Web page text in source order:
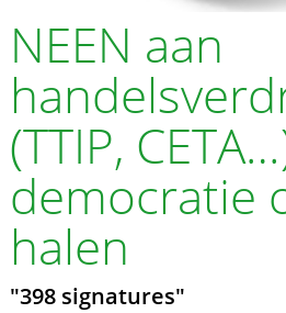
NEEN aan
(TTIP,
democratie
halen
"398 signatures"